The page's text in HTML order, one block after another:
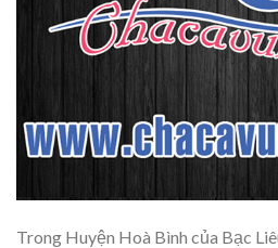
Trong Huyện Hoà Bình của Bạc